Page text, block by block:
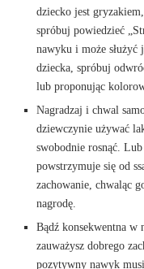
dziecko jest
spróbuj powiedzieć
nawyku i może służyć
dziecka, spróbuj
lub proponując
Nagradzaj i chwal
dziewczynie używać
swobodnie rosnąć.
powstrzymuje się od
zachowanie, chwaląc
nagrodę.
Bądź konsekwentna w
zauważysz dobrego
pozytywny nawyk